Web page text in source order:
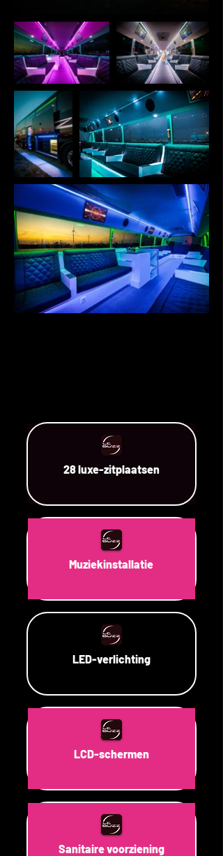
28 luxe-zitplaatsen
Muziekinstallatie
LED-verlichting
LCD-schermen
Sanitaire voorziening